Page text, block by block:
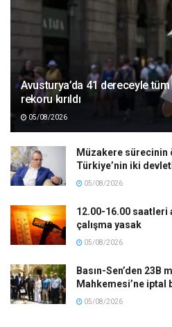
Avusturya’da 41 dereceyle tüm
rekoru kırıldı
05/08/2026
Müzakere sürecinin
Türkiye’nin iki
05/08/2026
12.00-16.00 saatleri
çalışma yasak
05/08/2026
Basın-Sen’den 23B
Mahkemesi’ne iptal
05/08/2026